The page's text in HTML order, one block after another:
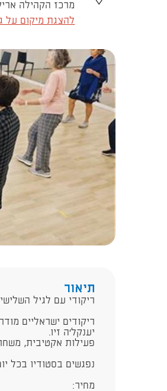
מרכז הקהילה אריק
להצגת מיקום על
תיאור
ריקודי עם לגיל
ריקודים ישראליים
יענקל'ה זיו.
פעילות אקטיבית,
נפגשים בסטודיו בכל יום
מחיר: